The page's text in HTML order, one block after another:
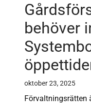
behöver
oktober 23, 2025
Förvaltningsrätten